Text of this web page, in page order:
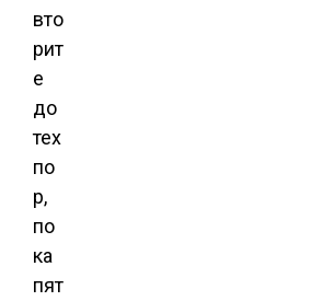
вто
рит
е
до
тех
по
р,
по
ка
пят